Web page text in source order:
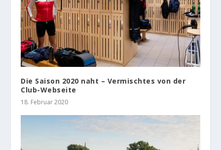
Die Saison 2020 naht – Vermischtes von der
Club-Webseite
18. Februar 2020